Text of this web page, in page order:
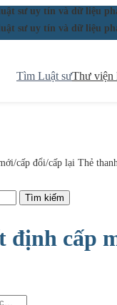
sư uy tín và dữ liệu
sư uy tín và dữ liệu
Tìm Luật sưThư viện
cấp đổi/cấp lại Thẻ
Tìm kiếm
định cấp